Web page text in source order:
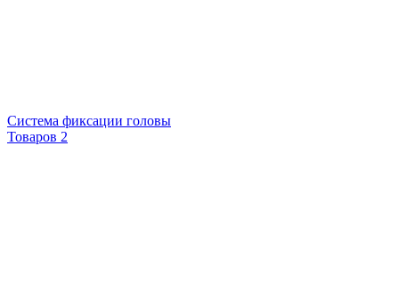
Система фиксации головы
Товаров 2